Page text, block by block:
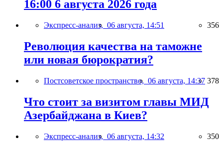
16:00 6 августа 2026 года
Экспресс-анализ, 06 августа, 14:51 356
Революция качества на таможне
или новая бюрократия?
Постсоветское пространство, 06 августа, 14:37 378
Что стоит за визитом главы МИД
Азербайджана в Киев?
Экспресс-анализ, 06 августа, 14:32 350